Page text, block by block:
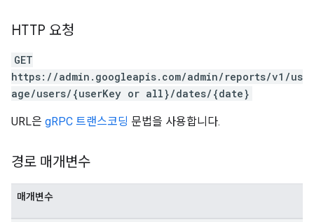
HTTP 요청
GET
https://admin.googleapis.com/admin/reports/v1/us
age/users/{userKey or all}/dates/{date}
URL은 gRPC 트랜스코딩 문법을 사용합니다.
경로 매개변수
매개변수